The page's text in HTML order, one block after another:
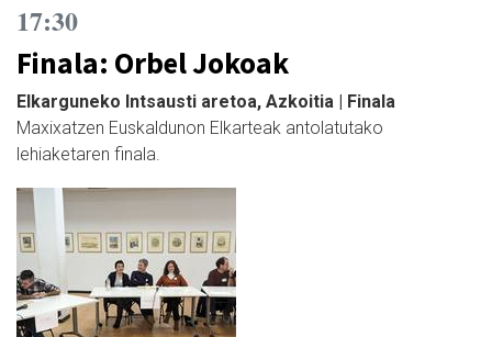
17:30
Finala: Orbel Jokoak
Elkarguneko Intsausti aretoa, Azkoitia | Finala
Maxixatzen Euskaldunon Elkarteak antolatutako
lehiaketaren finala.